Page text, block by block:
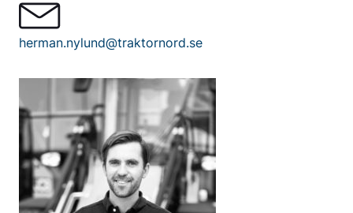
herman.nylund@traktornord.se